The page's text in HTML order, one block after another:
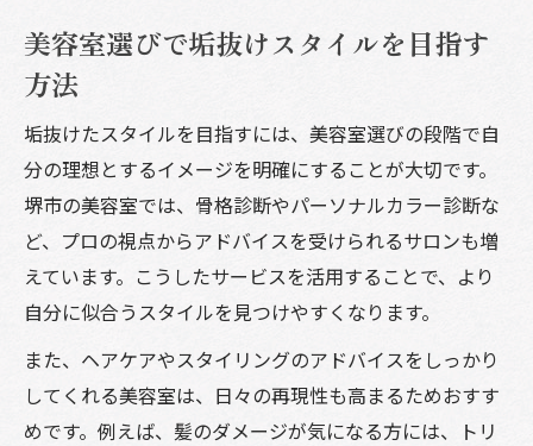
美容室選びで垢抜けスタイルを目指す
方法
垢抜けたスタイルを目指すには、美容室選びの段階で自
分の理想とするイメージを明確にすることが大切です。
堺市の美容室では、骨格診断やパーソナルカラー診断な
ど、プロの視点からアドバイスを受けられるサロンも増
えています。こうしたサービスを活用することで、より
自分に似合うスタイルを見つけやすくなります。
また、ヘアケアやスタイリングのアドバイスをしっかり
してくれる美容室は、日々の再現性も高まるためおすす
めです。例えば、髪のダメージが気になる方には、トリ